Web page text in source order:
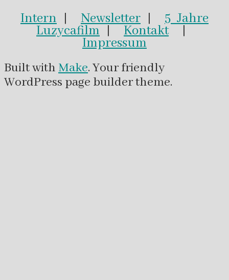
Intern Newsletter 5 Jahre
Luzycafilm Kontakt|
Impressum
Built with Make. Your friendly
WordPress page builder theme.